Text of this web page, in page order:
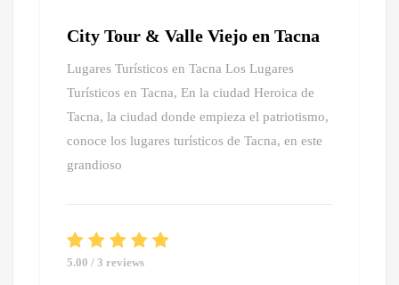
City Tour & Valle Viejo en Tacna
Lugares Turísticos en Tacna Los Lugares
Turísticos en Tacna, En la ciudad Heroica de
Tacna, la ciudad donde empieza el patriotismo,
conoce los lugares turísticos de Tacna, en este
grandioso
5.00 / 3 reviews